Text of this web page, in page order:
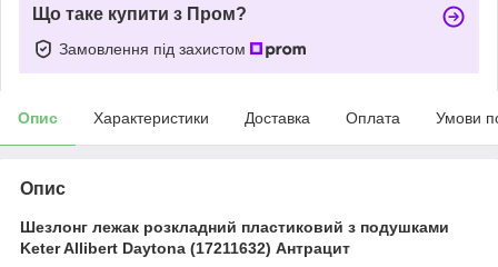
Що таке купити з Пром?
Замовлення під захистом
Опис Характеристики Доставка Оплата Умови
Опис
Шезлонг лежак розкладний пластиковий з подушками
Keter Allibert Daytona (17211632) Антрацит